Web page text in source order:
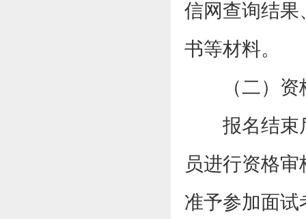
信网查询结果
书等材料。
（二）
报名结束
员进行资格
准予参加面